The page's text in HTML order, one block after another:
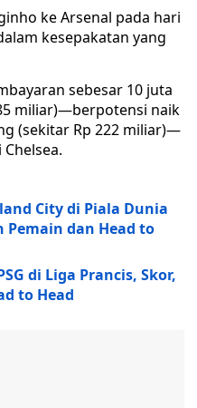
ke Arsenal pada hari
kesepakatan yang
sebesar 10 juta
miliar)—berpotensi naik
(sekitar Rp 222 miliar)—
City di Piala Dunia
Pemain dan Head to
di Liga Prancis, Skor,
to Head